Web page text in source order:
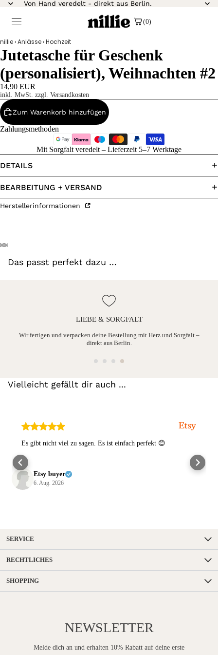
Von Hand veredelt - direkt aus Berlin.
(0)
nillie›Anlässe›Hochzeit
Jutetasche für Geschenk
(personalisiert), Weihnachten #2
14,90 EUR
inkl. MwSt. zzgl. Versandkosten
Zum Warenkorb hinzufügen
Zahlungsmethoden
Mit Sorgfalt veredelt – Lieferzeit 5–7 Werktage
DETAILS
BEARBEITUNG + VERSAND
Herstellerinformationen
Das passt perfekt dazu …
LIEBE & SORGFALT
Wir fertigen und verpacken deine Bestellung mit Herz und Sorgfalt –
direkt aus Berlin.
Vielleicht gefällt dir auch ...
Es gibt nicht viel zu sagen. Es ist einfach perfekt 😊
Etsy buyer
6. Aug. 2026
SERVICE
RECHTLICHES
SHOPPING
NEWSLETTER
Melde dich an und erhalten 10% Rabatt auf deine erste